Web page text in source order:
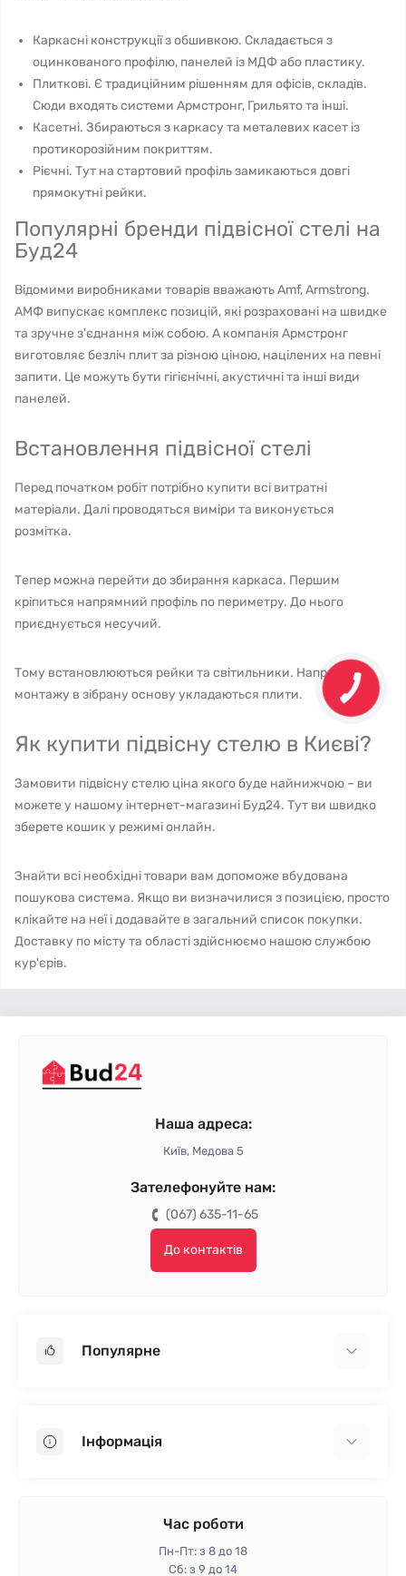
Каркасні конструкції з обшивкою. Складається з
оцинкованого профілю, панелей із МДФ або пластику.
Плиткові. Є традиційним рішенням для офісів, складів.
Сюди входять системи Армстронг, Грильято та інші.
Касетні. Збираються з каркасу та металевих касет із
протикорозійним покриттям.
Рієчні. Тут на стартовий профіль замикаються довгі
прямокутні рейки.
Популярні бренди підвісної стелі на
Буд24
Відомими виробниками товарів вважають Amf, Armstrong.
АМФ випускає комплекс позицій, які розраховані на швидке
та зручне з'єднання між собою. А компанія Армстронг
виготовляє безліч плит за різною ціною, націлених на певні
запити. Це можуть бути гігієнічні, акустичні та інші види
панелей.
Встановлення підвісної стелі
Перед початком робіт потрібно купити всі витратні
матеріали. Далі проводяться виміри та виконується
розмітка.
Тепер можна перейти до збирання каркаса. Першим
кріпиться напрямний профіль по периметру. До нього
приєднується несучий.
Тому встановлюються рейки та світильники. Наприкінці
монтажу в зібрану основу укладаються плити.
Як купити підвісну стелю в Києві?
Замовити підвісну стелю ціна якого буде найнижчою – ви
можете у нашому інтернет-магазині Буд24. Тут ви швидко
зберете кошик у режимі онлайн.
Знайти всі необхідні товари вам допоможе вбудована
пошукова система. Якщо ви визначилися з позицією, просто
клікайте на неї і додавайте в загальний список покупки.
Доставку по місту та області здійснюємо нашою службою
кур'єрів.
Наша адреса:
Київ, Медова 5
Зателефонуйте нам:
(067) 635-11-65
До контактів
Популярне
Пінопласт
Інформація
Гарантія та повернення
Час роботи
Пн-Пт: з 8 до 18
Сб: з 9 до 14